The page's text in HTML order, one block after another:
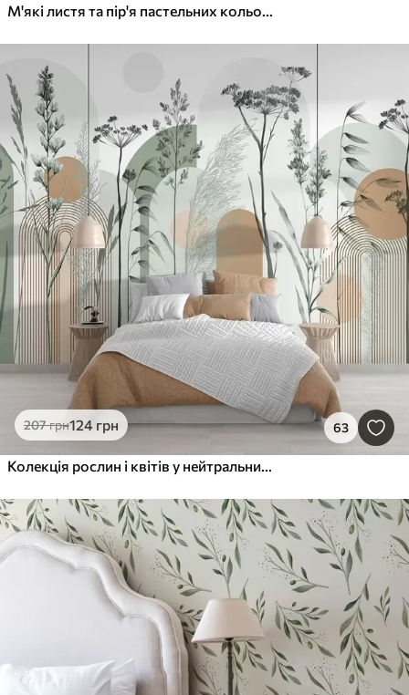
М'які листя та пір'я пастельних кольорів у відтінках рожевого, блакитного та жовтого, абстрактний та фактурний принт
207грн124 грн 63
Колекція рослин і квітів у нейтральних тонах на абстрактному тлі арки в м'яких зелених і помаранчевих відтінках